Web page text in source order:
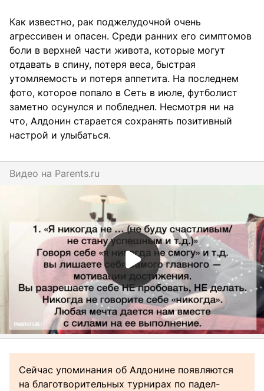
Как известно, рак поджелудочной очень
агрессивен и опасен. Среди ранних его симптомов
боли в верхней части живота, которые могут
отдавать в спину, потеря веса, быстрая
утомляемость и потеря аппетита. На последнем
фото, которое попало в Сеть в июле, футболист
заметно осунулся и побледнел. Несмотря ни на
что, Алдонин старается сохранять позитивный
настрой и улыбаться.
Видео на parents.ru
Сейчас упоминания об Алдонине появляются
на благотворительных турнирах по падел-